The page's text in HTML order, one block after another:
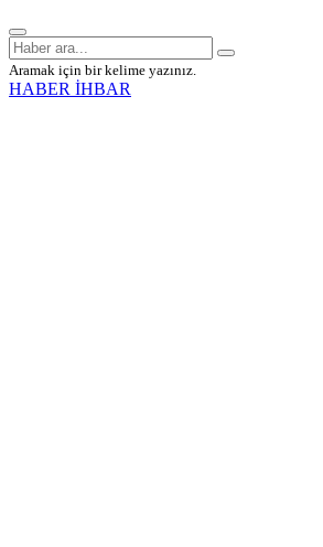
Aramak için bir kelime yazınız.
HABER İHBAR